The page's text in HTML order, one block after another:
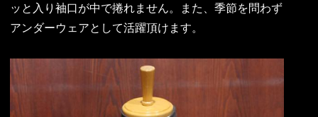
ッと入り袖口が中で捲れません。また、季節を問わず
アンダーウェアとして活躍頂けます。